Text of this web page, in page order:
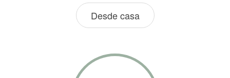
Desde casa